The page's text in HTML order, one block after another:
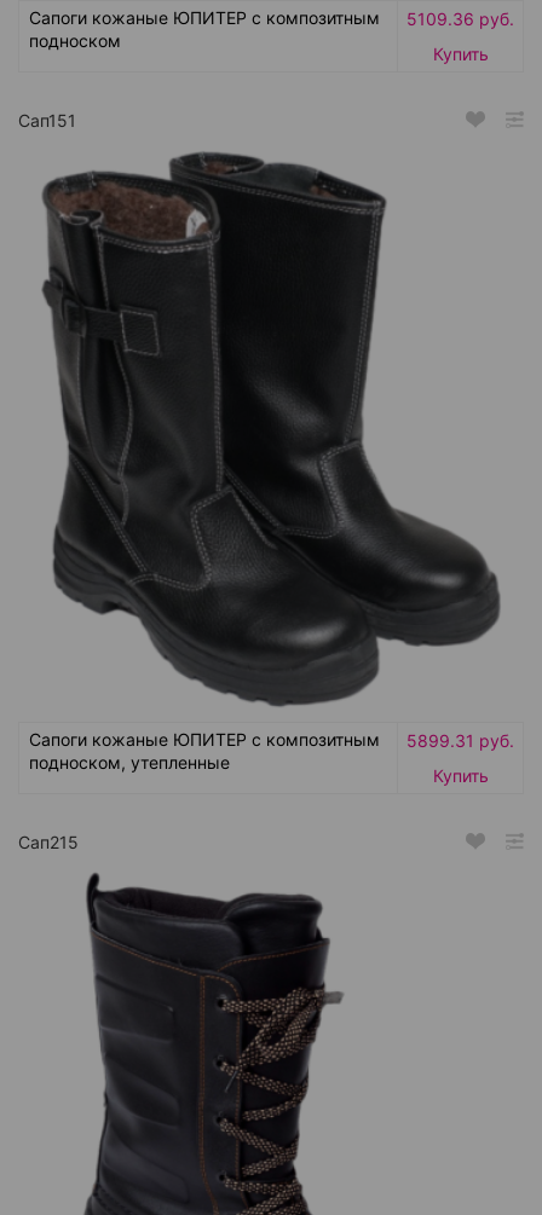
Сапоги кожаные ЮПИТЕР с композитным
подноском
5109.36 руб.
Купить
Сап151
Сапоги кожаные ЮПИТЕР с композитным
подноском, утепленные
5899.31 руб.
Купить
Сап215